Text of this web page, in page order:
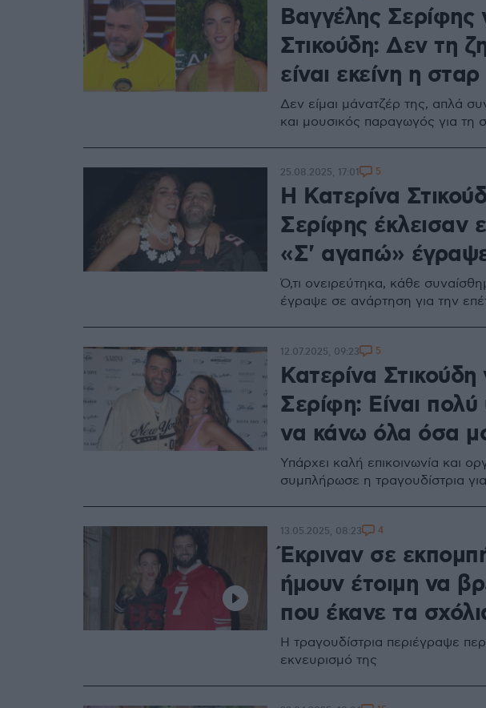
Βαγγέλης Σερίφης
Στικούδη: Δεν τη
είναι εκείνη η σταρ
Δεν είμαι μάνατζέρ της, απλά
και μουσικός παραγωγός για τη
Η Κατερίνα
Σερίφης έκλεισαν
«Σ' αγαπώ» έγραψε
Ό,τι ονειρεύτηκα, κάθε
έγραψε σε ανάρτηση για την
25.08.2025, 17:01 5
Κατερίνα
Σερίφη: Eίναι
να κάνω όλα όσα
Υπάρχει καλή επικοινωνία και
συμπλήρωσε η τραγουδίστρια
12.07.2025, 09:23 5
Έκριναν σε
ήμουν έτοιμη να
που έκανε τα
Η τραγουδίστρια περιέγραψε
εκνευρισμό της
13.05.2025, 08:23 4